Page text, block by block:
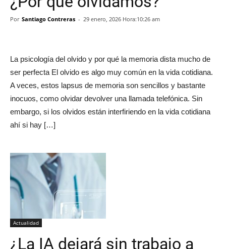
Por Santiago Contreras - 29 enero, 2026 Hora:10:26 am
La psicología del olvido y por qué la memoria dista mucho de
ser perfecta El olvido es algo muy común en la vida cotidiana.
A veces, estos lapsus de memoria son sencillos y bastante
inocuos, como olvidar devolver una llamada telefónica. Sin
embargo, si los olvidos están interfiriendo en la vida cotidiana
ahí si hay […]
Actualidad
¿La IA dejará sin trabajo a